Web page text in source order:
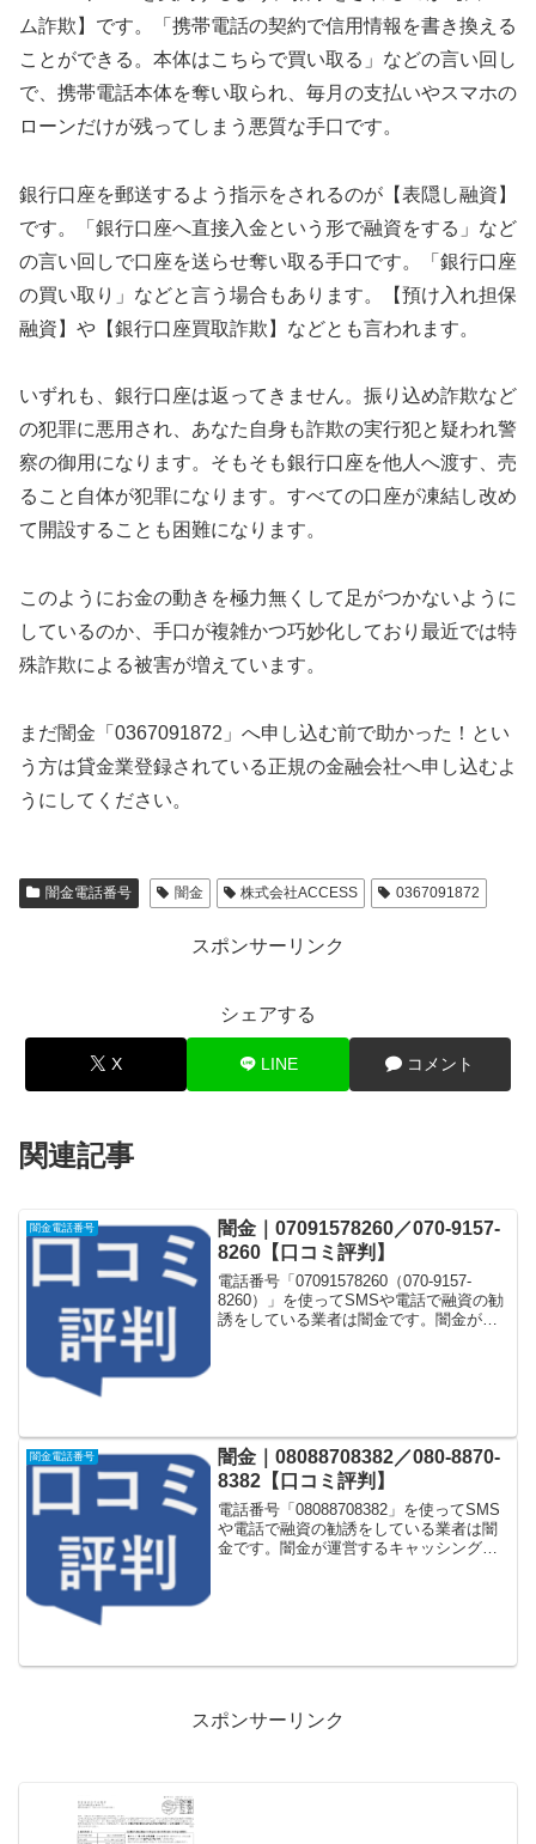
ム詐欺】です。「携帯電話の契約で信用情報を書き換える
ことができる。本体はこちらで買い取る」などの言い回し
で、携帯電話本体を奪い取られ、毎月の支払いやスマホの
ローンだけが残ってしまう悪質な手口です。
銀行口座を郵送するよう指示をされるのが【表隠し融資】
です。「銀行口座へ直接入金という形で融資をする」など
の言い回しで口座を送らせ奪い取る手口です。「銀行口座
の買い取り」などと言う場合もあります。【預け入れ担保
融資】や【銀行口座買取詐欺】などとも言われます。
いずれも、銀行口座は返ってきません。振り込め詐欺など
の犯罪に悪用され、あなた自身も詐欺の実行犯と疑われ警
察の御用になります。そもそも銀行口座を他人へ渡す、売
ること自体が犯罪になります。すべての口座が凍結し改め
て開設することも困難になります。
このようにお金の動きを極力無くして足がつかないように
しているのか、手口が複雑かつ巧妙化しており最近では特
殊詐欺による被害が増えています。
まだ闇金「0367091872」へ申し込む前で助かった！とい
う方は貸金業登録されている正規の金融会社へ申し込むよ
うにしてください。
闇金電話番号 闇金 株式会社ACCESS 0367091872
スポンサーリンク
シェアする
X LINE コメント
関連記事
闇金電話番号
闇金｜07091578260／070-9157-
8260【口コミ評判】
電話番号「07091578260（070-9157-
8260）」を使ってSMSや電話で融資の勧
誘をしている業者は闇金です。闇金が運
闇金電話番号
闇金｜08088708382／080-8870-
8382【口コミ評判】
電話番号「08088708382」を使ってSMS
や電話で融資の勧誘をしている業者は闇
金です。闇金が運営するキャッシング一
スポンサーリンク